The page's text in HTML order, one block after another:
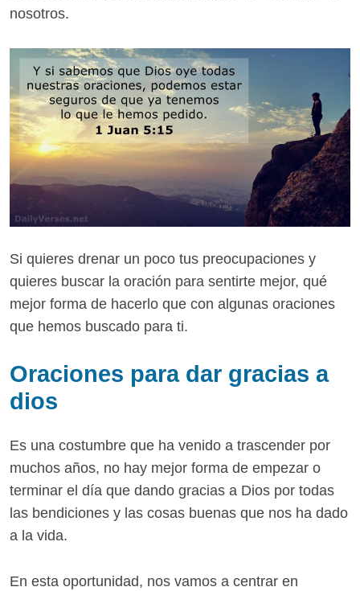
nosotros.
Si quieres drenar un poco tus preocupaciones y
quieres buscar la oración para sentirte mejor, qué
mejor forma de hacerlo que con algunas oraciones
que hemos buscado para ti.
Oraciones para dar gracias a
dios
Es una costumbre que ha venido a trascender por
muchos años, no hay mejor forma de empezar o
terminar el día que dando gracias a Dios por todas
las bendiciones y las cosas buenas que nos ha dado
a la vida.
En esta oportunidad, nos vamos a centrar en